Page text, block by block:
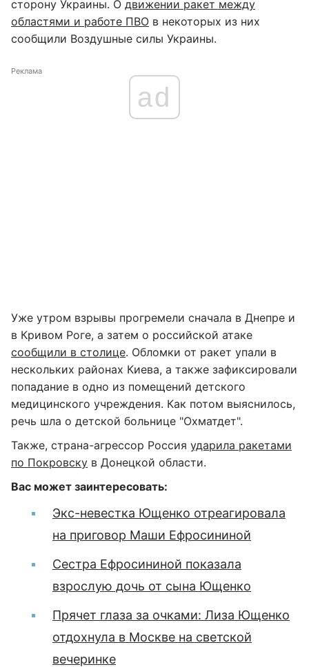
сторону Украины. О движении ракет между
областями и работе ПВО в некоторых из них
сообщили Воздушные силы Украины.
Реклама
ad
Уже утром взрывы прогремели сначала в Днепре и
в Кривом Роге, а затем о российской атаке
сообщили в столице. Обломки от ракет упали в
нескольких районах Киева, а также зафиксировали
попадание в одно из помещений детского
медицинского учреждения. Как потом выяснилось,
речь шла о детской больнице "Охматдет".
Также, страна-агрессор Россия ударила ракетами
по Покровску в Донецкой области.
Вас может заинтересовать:
Экс-невестка Ющенко отреагировала
на приговор Маши Ефросининой
Сестра Ефросининой показала
взрослую дочь от сына Ющенко
Прячет глаза за очками: Лиза Ющенко
отдохнула в Москве на светской
вечеринке